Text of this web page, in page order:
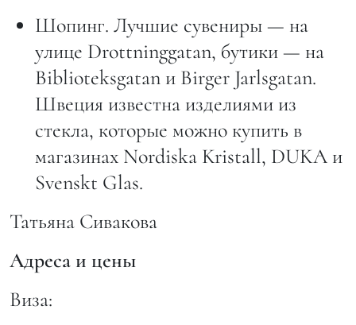
Шопинг. Лучшие сувениры — на
улице Drottninggatan, бутики — на
Biblioteksgatan и Birger Jarlsgatan.
Швеция известна изделиями из
стекла, которые можно купить в
магазинах Nordiska Kristall, DUKA и
Svenskt Glas.
Татьяна Сивакова
Адреса и цены
Виза: